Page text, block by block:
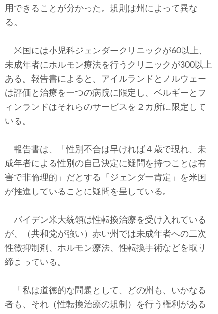
用できることが分かった。規則は州によって異な
る。
米国には小児科ジェンダークリニックが60以上、
未成年者にホルモン療法を行うクリニックが300以上
ある。報告書によると、アイルランドとノルウェー
は評価と治療を一つの病院に限定し、ベルギーとフ
ィンランドはそれらのサービスを２カ所に限定して
いる。
報告書は、「性別不合は早ければ４歳で現れ、未
成年者による性別の自己決定に疑問を持つことは有
害で非倫理的」だとする「ジェンダー肯定」を米国
が推進していることに疑問を呈している。
バイデン米大統領は性転換治療を受け入れている
が、（共和党が強い）赤い州では未成年者への二次
性徴抑制剤、ホルモン療法、性転換手術などを取り
締まっている。
「私は道徳的な問題として、どの州も、いかなる
者も、それ（性転換治療の規制）を行う権利がある